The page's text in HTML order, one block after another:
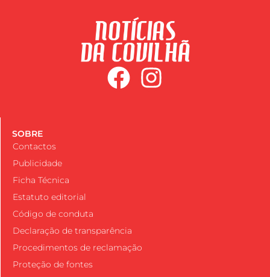
SOBRE
Contactos
Publicidade
Ficha Técnica
Estatuto editorial
Código de conduta
Declaração de transparência
Procedimentos de reclamação
Proteção de fontes